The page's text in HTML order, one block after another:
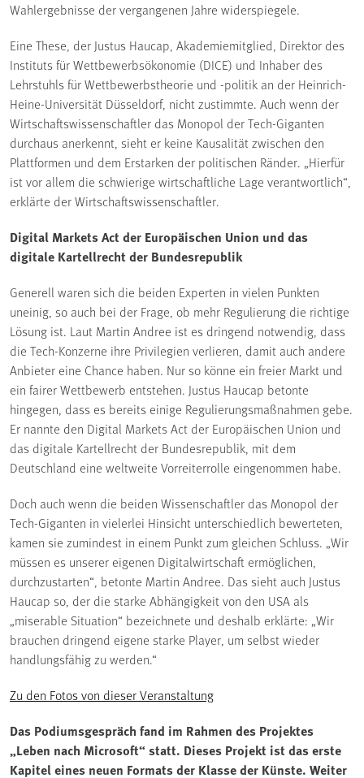
Wahlergebnisse der vergangenen Jahre widerspiegele.
Eine These, der Justus Haucap, Akademiemitglied, Direktor des
Instituts für Wettbewerbsökonomie (DICE) und Inhaber des
Lehrstuhls für Wettbewerbstheorie und -politik an der Heinrich-
Heine-Universität Düsseldorf, nicht zustimmte. Auch wenn der
Wirtschaftswissenschaftler das Monopol der Tech-Giganten
durchaus anerkennt, sieht er keine Kausalität zwischen den
Plattformen und dem Erstarken der politischen Ränder. „Hierfür
ist vor allem die schwierige wirtschaftliche Lage verantwortlich“,
erklärte der Wirtschaftswissenschaftler.
Digital Markets Act der Europäischen Union und das
digitale Kartellrecht der Bundesrepublik
Generell waren sich die beiden Experten in vielen Punkten
uneinig, so auch bei der Frage, ob mehr Regulierung die richtige
Lösung ist. Laut Martin Andree ist es dringend notwendig, dass
die Tech-Konzerne ihre Privilegien verlieren, damit auch andere
Anbieter eine Chance haben. Nur so könne ein freier Markt und
ein fairer Wettbewerb entstehen. Justus Haucap betonte
hingegen, dass es bereits einige Regulierungsmaßnahmen gebe.
Er nannte den Digital Markets Act der Europäischen Union und
das digitale Kartellrecht der Bundesrepublik, mit dem
Deutschland eine weltweite Vorreiterrolle eingenommen habe.
Doch auch wenn die beiden Wissenschaftler das Monopol der
Tech-Giganten in vielerlei Hinsicht unterschiedlich bewerteten,
kamen sie zumindest in einem Punkt zum gleichen Schluss. „Wir
müssen es unserer eigenen Digitalwirtschaft ermöglichen,
durchzustarten“, betonte Martin Andree. Das sieht auch Justus
Haucap so, der die starke Abhängigkeit von den USA als
„miserable Situation“ bezeichnete und deshalb erklärte: „Wir
brauchen dringend eigene starke Player, um selbst wieder
handlungsfähig zu werden.“
Zu den Fotos von dieser Veranstaltung
Das Podiumsgespräch fand im Rahmen des Projektes
„Leben nach Microsoft“ statt. Dieses Projekt ist das erste
Kapitel eines neuen Formats der Klasse der Künste. Weiter